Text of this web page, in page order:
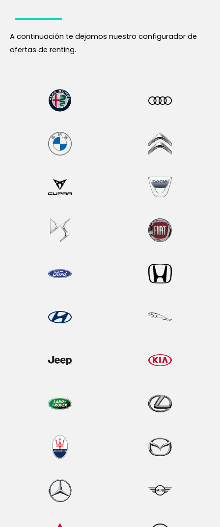
A continuación te dejamos nuestro configurador de
ofertas de renting.